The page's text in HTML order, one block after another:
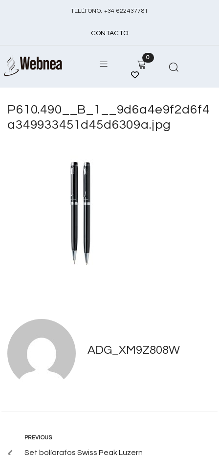
TELÉFONO: +34 622437781
CONTACTO
0
P610.490__B_1__9d6a4e9f2d6f4
a349933451d45d6309a.jpg
ADG_XM9Z808W
PREVIOUS
Set bolígrafos Swiss Peak Luzern